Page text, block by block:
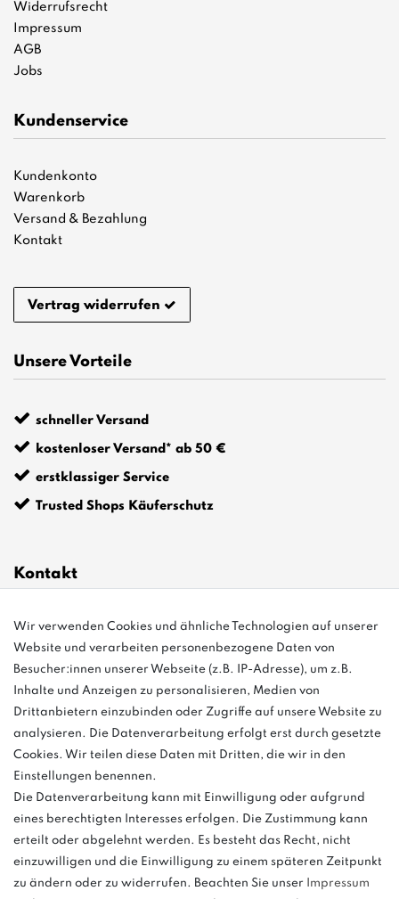
Widerrufsrecht
Impressum
AGB
Jobs
Kundenservice
Kundenkonto
Warenkorb
Versand & Bezahlung
Kontakt
Vertrag widerrufen
Unsere Vorteile
schneller Versand
kostenloser Versand* ab 50 €
erstklassiger Service
Trusted Shops Käuferschutz
Kontakt
info@bonvenon.de
03763 4048350
Montag - Freitag, 08:00 - 16:00
Anrufe aus dem dt. Festnetz zum Ortstarif, Preise aus dem Mobilfunknetz
ggf. abweichend (abhängig vom Provider).
und
weitere.
Wir verwenden Cookies und ähnliche Technologien auf unserer
Website und verarbeiten personenbezogene Daten von
Besucher:innen unserer Webseite (z.B. IP-Adresse), um z.B.
Inhalte und Anzeigen zu personalisieren, Medien von
Drittanbietern einzubinden oder Zugriffe auf unsere Website zu
analysieren. Die Datenverarbeitung erfolgt erst durch gesetzte
Cookies. Wir teilen diese Daten mit Dritten, die wir in den
Einstellungen benennen.
Die Datenverarbeitung kann mit Einwilligung oder aufgrund
eines berechtigten Interesses erfolgen. Die Zustimmung kann
erteilt oder abgelehnt werden. Es besteht das Recht, nicht
einzuwilligen und die Einwilligung zu einem späteren Zeitpunkt
zu ändern oder zu widerrufen. Beachten Sie unser
Impressum